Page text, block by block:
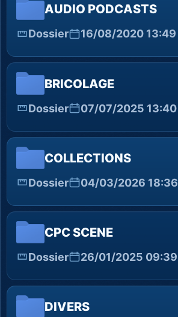
AUDIO PODCASTS
Dossier 16/08/2020 13:49
BRICOLAGE
Dossier 07/07/2025 13:40
COLLECTIONS
Dossier 04/03/2026 18:36
CPC SCENE
Dossier 26/01/2025 09:39
DIVERS